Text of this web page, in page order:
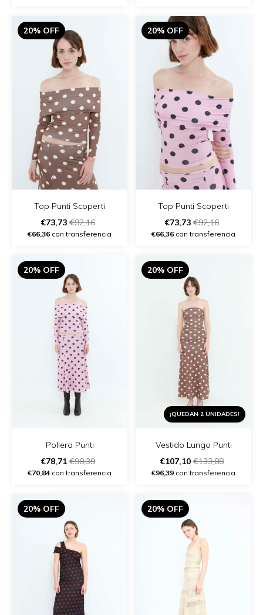
20% OFF
Top Punti Scoperti
€73,73 €92,16
€66,36 con transferencia
20% OFF
Top Punti Scoperti
€73,73 €92,16
€66,36 con transferencia
20% OFF
Pollera Punti
€78,71 €98,39
€70,84 con transferencia
20% OFF
¡QUEDAN 2 UNIDADES!
Vestido Lungo Punti
€107,10 €133,88
€96,39 con transferencia
20% OFF 20% OFF